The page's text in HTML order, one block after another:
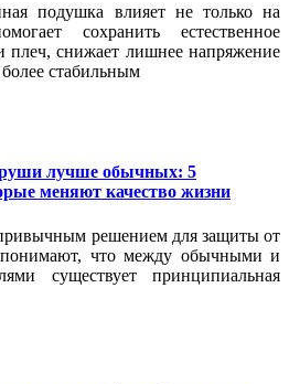
подушка влияет не только на
сохранить естественное
снижает лишнее напряжение
стабильным
лучше обычных: 5
меняют качество жизни
решением для защиты от
что между обычными и
существует принципиальная